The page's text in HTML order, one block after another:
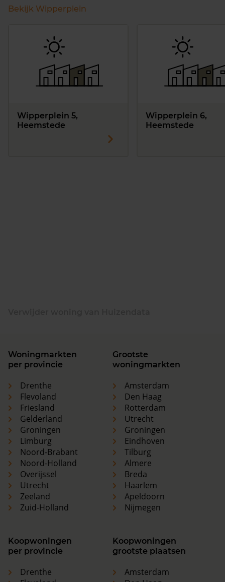
Bekijk Wipperplein
Wipperplein 5,
Heemstede
Wipperplein 6,
Heemstede
Woningmarkten
per provincie
Drenthe
Flevoland
Friesland
Gelderland
Groningen
Limburg
Noord-Brabant
Noord-Holland
Overijssel
Utrecht
Zeeland
Zuid-Holland
Grootste
woningmarkten
Amsterdam
Den Haag
Rotterdam
Utrecht
Groningen
Eindhoven
Tilburg
Almere
Breda
Haarlem
Apeldoorn
Nijmegen
Koopwoningen
per provincie
Drenthe
Koopwoningen
grootste plaatsen
Amsterdam